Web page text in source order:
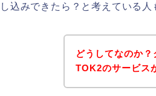
し込みできたら？と考えている
どうしてなのか
TOK2のサービス